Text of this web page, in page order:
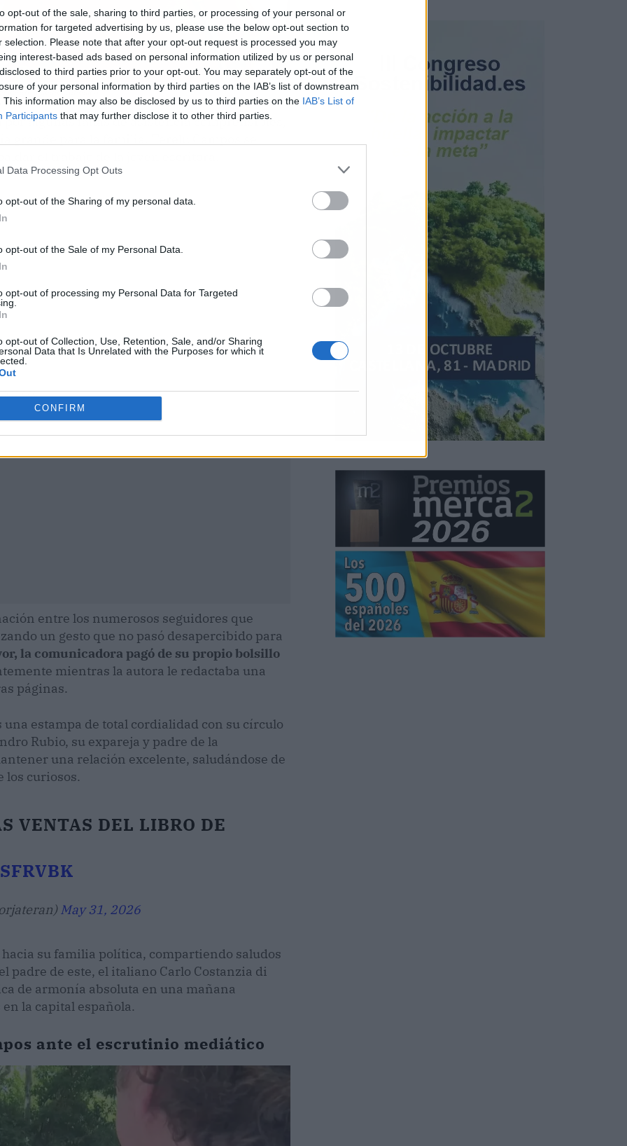
opt-out of the sale, sharing to third parties, or processing of your personal or
for targeted advertising by us, please use the below opt-out section to
selection. Please note that after your opt-out request is processed you may
interest-based ads based on personal information utilized by us or personal
to third parties prior to your opt-out. You may separately opt-out of the
of your personal information by third parties on the IAB’s list of downstream
This information may also be disclosed by us to third parties on the IAB’s List of
Participants that may further disclose it to other third parties.
Data Processing Opt Outs
opt-out of the Sharing of my personal data.
opt-out of the Sale of my Personal Data.
opt-out of processing my Personal Data for Targeted
opt-out of Collection, Use, Retention, Sale, and/or Sharing
Data that Is Unrelated with the Purposes for which it
CONFIRM
Retiro | Fuente: Antena 3
algunas faltas de asistencia comprensibles,
para la familia. Terelu Campos se
el trabajo de la joven escritora.
entre los numerosos seguidores que
un gesto que no pasó desapercibido para
la comunicadora pagó de su propio bolsillo
mientras la autora le redactaba una
páginas.
estampa de total cordialidad con su círculo
Rubio, su expareja y padre de la
una relación excelente, saludándose de
los curiosos.
VENTAS DEL LIBRO DE
May 31, 2026
su familia política, compartiendo saludos
padre de este, el italiano Carlo Costanzia di
de armonía absoluta en una mañana
la capital española.
ante el escrutinio mediático